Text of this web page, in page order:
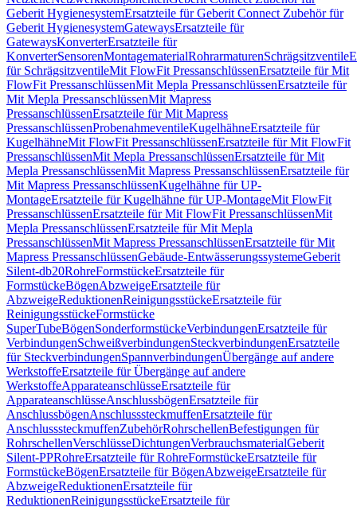
Geberit HygienesystemErsatzteile für Geberit Connect Zubehör für
Geberit HygienesystemGatewaysErsatzteile für
GatewaysKonverterErsatzteile für
KonverterSensorenMontagematerialRohrarmaturenSchrägsitzventile
für SchrägsitzventileMit FlowFit PressanschlüssenErsatzteile für Mit
FlowFit PressanschlüssenMit Mepla PressanschlüssenErsatzteile für
Mit Mepla PressanschlüssenMit Mapress
PressanschlüssenErsatzteile für Mit Mapress
PressanschlüssenProbenahmeventileKugelhähneErsatzteile für
KugelhähneMit FlowFit PressanschlüssenErsatzteile für Mit FlowFit
PressanschlüssenMit Mepla PressanschlüssenErsatzteile für Mit
Mepla PressanschlüssenMit Mapress PressanschlüssenErsatzteile für
Mit Mapress PressanschlüssenKugelhähne für UP-
MontageErsatzteile für Kugelhähne für UP-MontageMit FlowFit
PressanschlüssenErsatzteile für Mit FlowFit PressanschlüssenMit
Mepla PressanschlüssenErsatzteile für Mit Mepla
PressanschlüssenMit Mapress PressanschlüssenErsatzteile für Mit
Mapress PressanschlüssenGebäude-EntwässerungssystemeGeberit
Silent-db20RohreFormstückeErsatzteile für
FormstückeBögenAbzweigeErsatzteile für
AbzweigeReduktionenReinigungsstückeErsatzteile für
ReinigungsstückeFormstücke
SuperTubeBögenSonderformstückeVerbindungenErsatzteile für
VerbindungenSchweißverbindungenSteckverbindungenErsatzteile
für SteckverbindungenSpannverbindungenÜbergänge auf andere
WerkstoffeErsatzteile für Übergänge auf andere
WerkstoffeApparateanschlüsseErsatzteile für
ApparateanschlüsseAnschlussbögenErsatzteile für
AnschlussbögenAnschlusssteckmuffenErsatzteile für
AnschlusssteckmuffenZubehörRohrschellenBefestigungen für
RohrschellenVerschlüsseDichtungenVerbrauchsmaterialGeberit
Silent-PPRohreErsatzteile für RohreFormstückeErsatzteile für
FormstückeBögenErsatzteile für BögenAbzweigeErsatzteile für
AbzweigeReduktionenErsatzteile für
ReduktionenReinigungsstückeErsatzteile für